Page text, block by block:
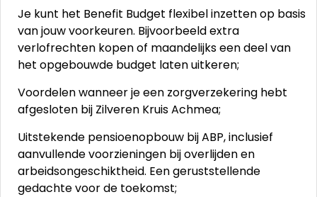
Je kunt het Benefit Budget flexibel inzetten op basis
van jouw voorkeuren. Bijvoorbeeld extra
verlofrechten kopen of maandelijks een deel van
het opgebouwde budget laten uitkeren;
Voordelen wanneer je een zorgverzekering hebt
afgesloten bij Zilveren Kruis Achmea;
Uitstekende pensioenopbouw bij ABP, inclusief
aanvullende voorzieningen bij overlijden en
arbeidsongeschiktheid. Een geruststellende
gedachte voor de toekomst;